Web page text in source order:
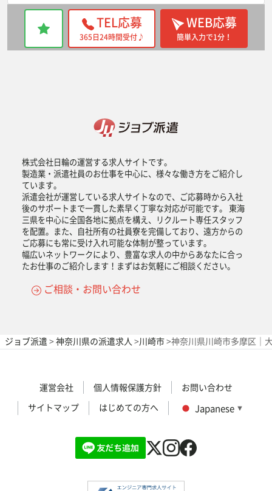
WEB応募
簡単入力で1分！
TEL応募
365日24時間受付♪
株式会社日輪の運営する求人サイトです。
製造業・派遣社員のお仕事を中心に、様々な働き方をご紹介し
ています。
派遣会社が運営している求人サイトなので、ご応募時から入社
後のサポートまで一貫した素早く丁寧な対応が可能です。 東海
三県を中心に全国各地に拠点を構え、リクルート専任スタッフ
を配置。また、自社所有の社員寮を完備しており、遠方からの
ご応募にも常に受け入れ可能な体制が整っています。
幅広いネットワークにより、豊富な求人の中からあなたに合っ
たお仕事のご紹介します！まずはお気軽にご相談ください。
ご相談・お問い合わせ
ジョブ派遣>神奈川県の派遣求人 >川崎市>神奈川県川崎市多摩区｜
運営会社 個人情報保護方針
お問い合わせ
サイトマップ
はじめての方へ Japanese ▼